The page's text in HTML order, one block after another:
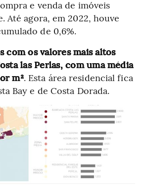
e venda de imóveis
Até agora, em 2022, houve
de 0,6%.
com os valores mais altos
las Perlas, com uma média
m². Esta área residencial fica
Bay e de Costa Dorada.